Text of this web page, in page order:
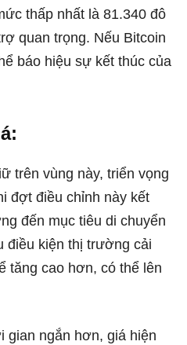
thấp nhất là 81.340 đô
quan trọng. Nếu Bitcoin
báo hiệu sự kết thúc của
trên vùng này, triển vọng
đợt điều chỉnh này kết
đến mục tiêu di chuyển
điều kiện thị trường cải
tăng cao hơn, có thể lên
gian ngắn hơn, giá hiện